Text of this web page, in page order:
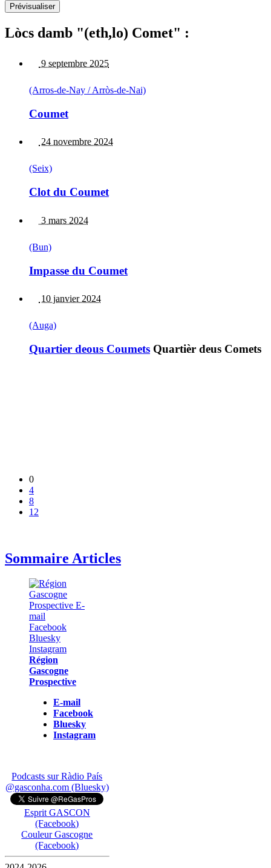
Lòcs damb "(eth,lo) Comet" :
9 septembre 2025
(Arros-de-Nay / Arròs-de-Nai)
Coumet
24 novembre 2024
(Seix)
Clot du Coumet
3 mars 2024
(Bun)
Impasse du Coumet
10 janvier 2024
(Auga)
Quartier deous Coumets Quartièr deus Comets
0
4
8
12
Sommaire Articles
Région
Gascogne
Prospective
E-mail
Facebook
Bluesky
Instagram
Podcasts sur Ràdio País
@gasconha.com (Bluesky)
Esprit GASCON
(Facebook)
Couleur Gascogne
(Facebook)